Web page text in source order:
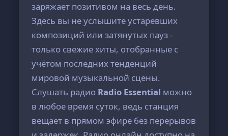
заряжает позитивом на весь день.
Здесь вы не услышите устаревших
композиций или затянутых пауз -
только свежие хиты, отобранные с
учётом последних тенденций
мировой музыкальной сцены.
Слушать радио Radio Essential можно
в любое время суток, ведь станция
вещает в прямом эфире без перерывов